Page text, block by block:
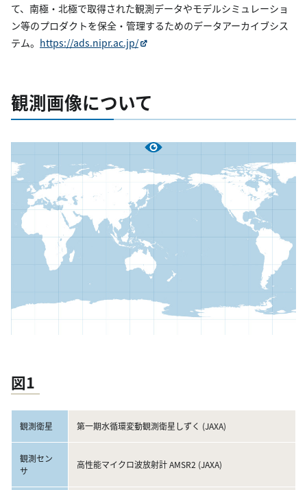
て、南極・北極で取得された観測データやモデルシミュレーショ
ン等のプロダクトを保全・管理するためのデータアーカイブシス
テム。 https://ads.nipr.ac.jp/
観測画像について
図1
観測衛星 第一期水循環変動観測衛星しずく (JAXA)
観測セン
サ
高性能マイクロ波放射計 AMSR2 (JAXA)